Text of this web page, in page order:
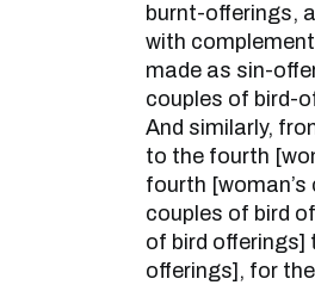
burnt-offerings,
with
made as sin-
couples of bird-
And similarly,
to the fourth
fourth
couples of bird
of bird offerings]
offerings], for